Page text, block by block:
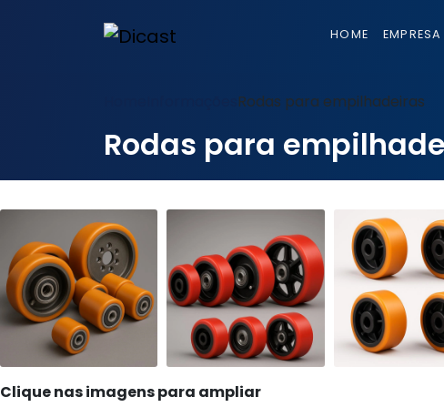
HOME EMPRESA
Rodas para empilhadeiras
Rodas para
Clique nas imagens para ampliar